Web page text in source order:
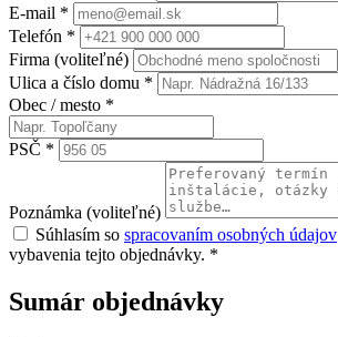
E-mail *
Telefón *
Firma (voliteľné)
Ulica a číslo domu *
Obec / mesto *
PSČ *
Poznámka (voliteľné)
Súhlasím so spracovaním osobných údajov
vybavenia tejto objednávky. *
Sumár objednávky